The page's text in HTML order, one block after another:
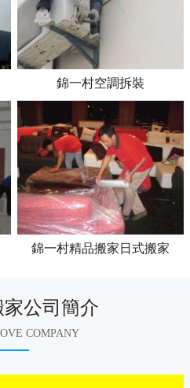
錦一村空調拆裝
錦一村精品搬家日式搬家
公司簡介
COMPANY